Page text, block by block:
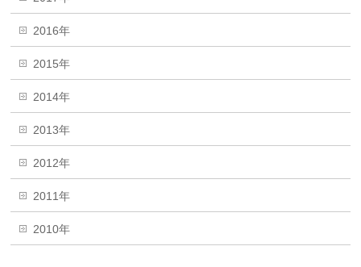
2016年
2015年
2014年
2013年
2012年
2011年
2010年